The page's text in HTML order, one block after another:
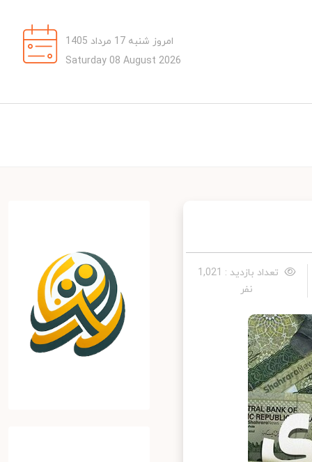
امروز شنبه 17 مرداد 1405
Saturday 08 August 2026
تعداد بازدید : 1,021
نفر